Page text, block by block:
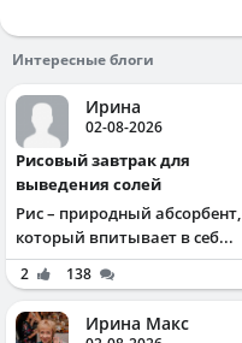
Интересные блоги
Ирина
02-08-2026
Рисовый завтрак для
выведения солей
Рис – природный абсорбент,
который впитывает в себ...
2 138
Ирина Макс